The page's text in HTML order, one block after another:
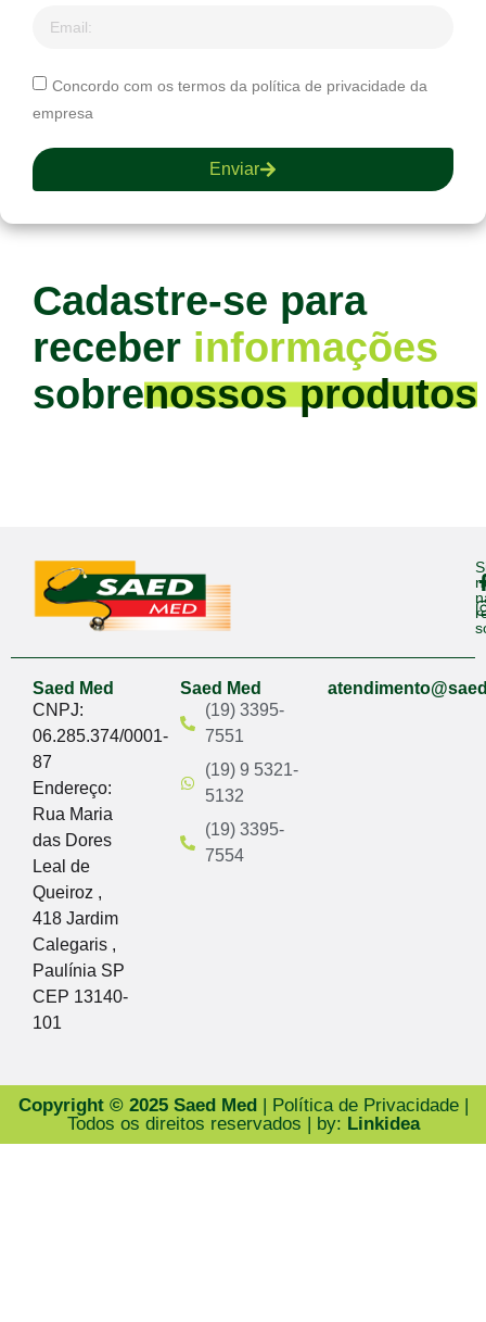
Concordo com os termos da política de privacidade da
empresa
Enviar
Cadastre-se para
receber informações
sobrenossos produtos
Saed Med
CNPJ:
06.285.374/0001-
87
Endereço:
Rua Maria
das Dores
Leal de
Queiroz ,
418 Jardim
Calegaris ,
Paulínia SP
CEP 13140-
101
Saed Med
(19) 3395-
7551
(19) 9 5321-
5132
(19) 3395-
7554
Copyright © 2025 Saed Med| Política de Privacidade |
Todos os direitos reservados | by: Linkidea